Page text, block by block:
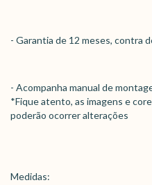
- Garantia de 12 meses, contra
- Acompanha manual de
*Fique atento, as imagens e
poderão ocorrer alterações
Medidas: